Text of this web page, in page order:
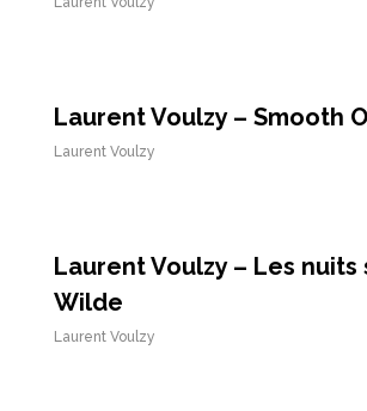
Laurent Voulzy – Smooth
Laurent Voulzy
Laurent Voulzy – Les nuits
Wilde
Laurent Voulzy